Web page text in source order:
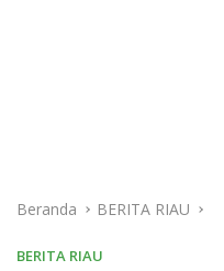
Beranda BERITA RIAU
BERITA RIAU